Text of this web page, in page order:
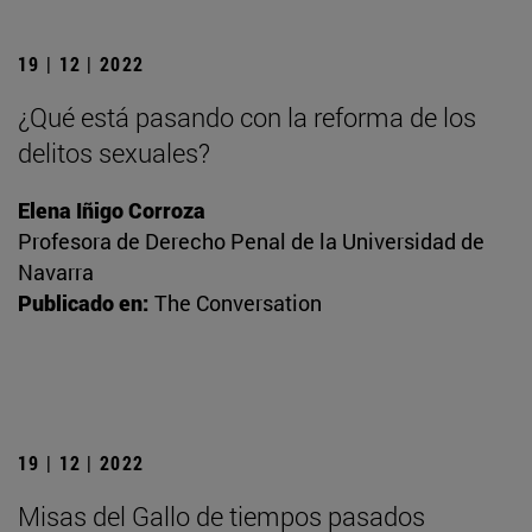
19 | 12 | 2022
¿Qué está pasando con la reforma de los
delitos sexuales?
Elena Iñigo Corroza
Profesora de Derecho Penal de la Universidad de
Navarra
Publicado en: The Conversation
19 | 12 | 2022
Misas del Gallo de tiempos pasados